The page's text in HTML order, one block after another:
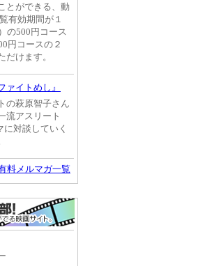
とができる、動
有効期間が１
の500円コース
円コースの２
だけます。
ァイトめし』
の萩原智子さん
流アスリート
対談していく
料メルマガ一覧